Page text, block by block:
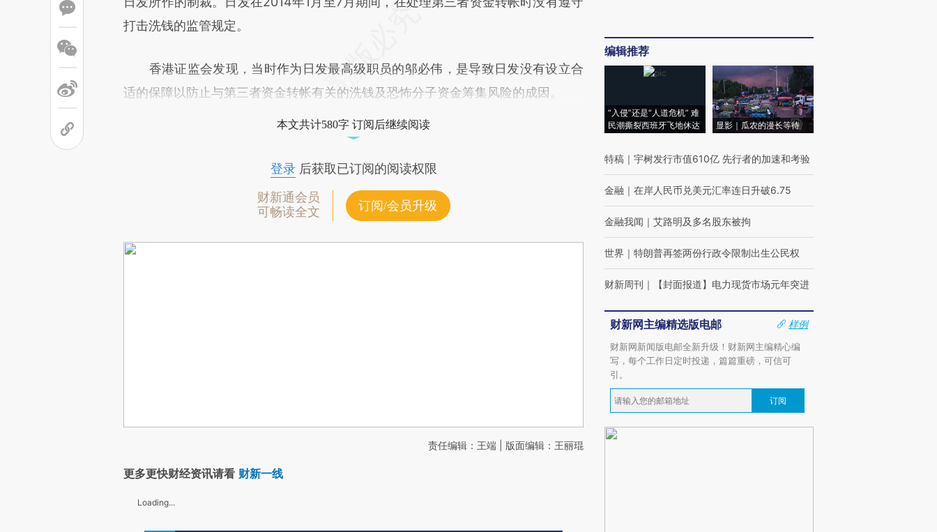
打击洗钱的监管规定。
香港证监会发现，当时作为日发最高级职员的邬必伟，是导致日发没有设立合
适的保障以防止与第三者资金转帐有关的洗钱及恐怖分子资金筹集风险的成因。
本文共计580字 订阅后继续阅读
登录后获取已订阅的阅读权限
财新通会员
可畅读全文
订阅/会员升级
责任编辑：王端 | 版面编辑：王丽琨
更多更快财经资讯请看 财新一线
Loading...
编辑推荐
“入侵”还是“人道危机” 难
民潮撕裂西班牙飞地休达
显影｜瓜农的漫长等待
特稿 ｜ 宇树发行市值610亿 先行者的加速和考验
金融 ｜ 在岸人民币兑美元汇率连日升破6.75
金融我闻 ｜ 艾路明及多名股东被拘
世界 ｜ 特朗普再签两份行政令限制出生公民权
财新周刊 ｜ 【封面报道】电力现货市场元年突进
财新网主编精选版电邮
样例
财新网新闻版电邮全新升级！财新网主编精心编
写，每个工作日定时投递，篇篇重磅，可信可
引。
订阅